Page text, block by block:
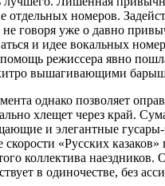
отдельных номеров.
говоря уже о давно
и идее вокальных
режиссера явно
вышагивающими
однако позволяет
хлещет через край.
и элегантные
«Русских
коллектива
в одиночестве, без